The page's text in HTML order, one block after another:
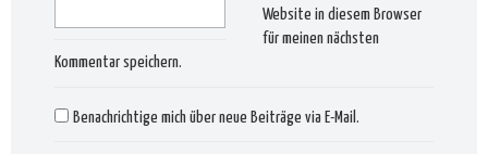
Website in diesem Browser
für meinen nächsten
Kommentar speichern.
Benachrichtige mich über neue Beiträge via E-Mail.